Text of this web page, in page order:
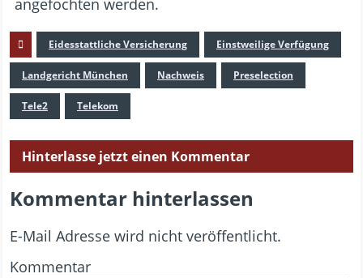
Eidesstattliche Versicherung Einstweilige Verfügung
Landgericht München Nachweis Preselection
Tele2 Telekom
Hinterlasse jetzt einen Kommentar
Kommentar hinterlassen
E-Mail Adresse wird nicht veröffentlicht.
Kommentar